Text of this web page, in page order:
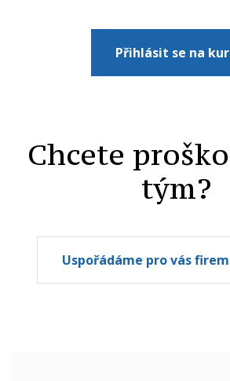
Přihlásit se na
Chcete
tým?
Uspořádáme pro vás